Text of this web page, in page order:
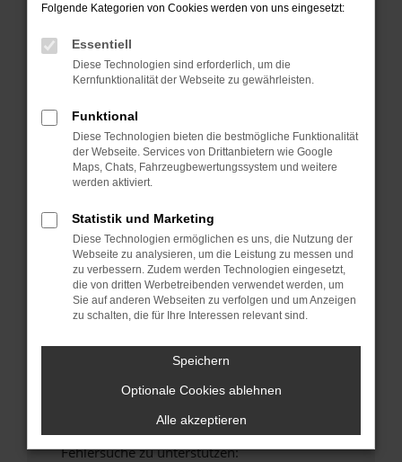
Prüfe deine Browsererweiterungen.
Manche Erweiterungen, wie Werbeblocker,
können das Laden bestimmter Seiten
verhindern. Funktioniert die Seite in einem
Fenster?
Starte dein Gerät neu.
Das kann manchmal helfen, vorübergehende
Probleme zu beheben.
Betriebssystem auf dem neuesten Stand
sind.
Veraltete Software birgt nicht nur ein
Sicherheitsrisiko, sondern kann auch dazu
führen, dass bestimmte Funktionen nicht mehr
unterstützt werden.
Wende dich an den Webseitenbetreiber.
Wenn du alle oben genannten Schritte versucht
hast, kontaktiere uns bitte. Wir werden
versuchen, das Problem zu beheben. Du kannst
uns diesen Text schicken, um uns bei der
Fehlersuche zu unterstützen:
Folgende Kategorien von Cookies werden von uns eingesetzt:
Essentiell
Diese Technologien sind erforderlich, um die
Kernfunktionalität der Webseite zu gewährleisten.
Funktional
Diese Technologien bieten die bestmögliche Funktionalität
der Webseite. Services von Drittanbietern wie Google
Maps, Chats, Fahrzeugbewertungssystem und weitere
werden aktiviert.
Statistik und Marketing
Diese Technologien ermöglichen es uns, die Nutzung der
Webseite zu analysieren, um die Leistung zu messen und
zu verbessern. Zudem werden Technologien eingesetzt,
die von dritten Werbetreibenden verwendet werden, um
Sie auf anderen Webseiten zu verfolgen und um Anzeigen
zu schalten, die für Ihre Interessen relevant sind.
Speichern
Optionale Cookies ablehnen
Alle akzeptieren